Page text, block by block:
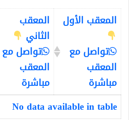
المعقب الأول
تواصل مع
المعقب
مباشرة
المعقب
الثاني
تواصل مع
المعقب
مباشرة
No data available in table